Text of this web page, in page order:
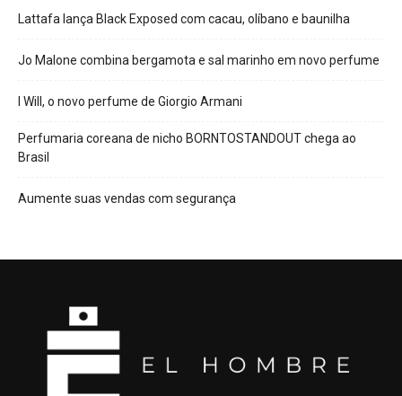
Lattafa lança Black Exposed com cacau, olíbano e baunilha
Jo Malone combina bergamota e sal marinho em novo perfume
I Will, o novo perfume de Giorgio Armani
Perfumaria coreana de nicho BORNTOSTANDOUT chega ao
Brasil
Aumente suas vendas com segurança